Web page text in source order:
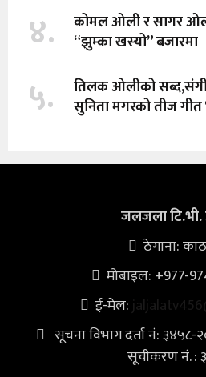
४.
कोमल ओली र सागर
“झुम्का खस्यो” बजारमा
५.
तिलक ओलीको
सुनिता मगरको तीज
जलजला टि.भी.
ठेगाना:
मोबाइल: +977-
ई-मेल:
सूचना विभाग दर्ता नं:
सूचीकरण नं. :